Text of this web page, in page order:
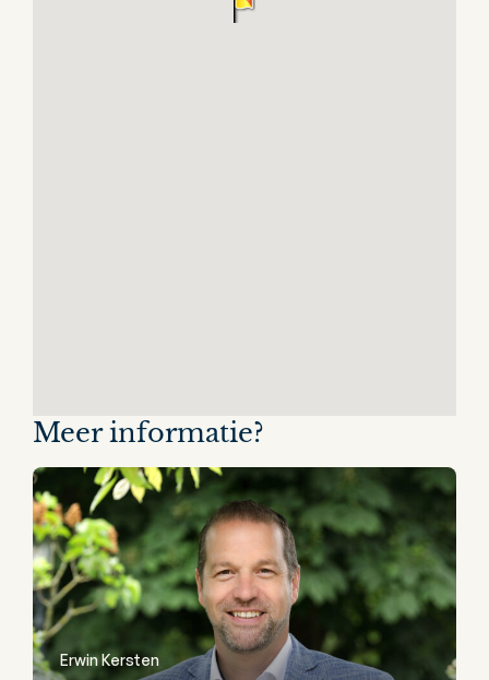
Meer informatie?
Erwin Kersten